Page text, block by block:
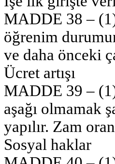
MADDE 38 –
öğrenim
ve daha önceki
Ücret artışı
MADDE 39 –
aşağı olmamak
yapılır. Zam
Sosyal haklar